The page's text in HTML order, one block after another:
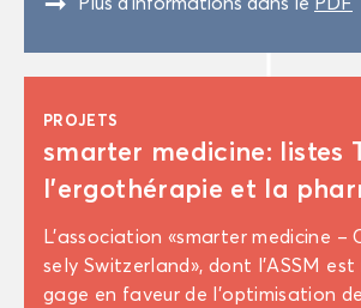
PRO­JETS
smar­ter me­di­cine: listes
l’er­go­thé­ra­pie et la
L’as­so­cia­tion «smar­ter me­di­cine –
se­ly Swit­zer­land», dont l’ASSM est
gage en fa­veur de l’op­ti­mi­sa­tion